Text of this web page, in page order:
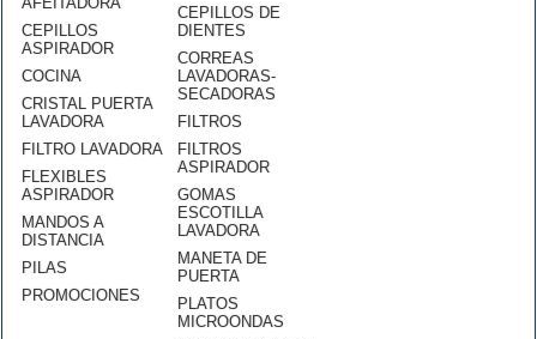
CEPILLOS
ASPIRADOR
COCINA
CRISTAL PUERTA
LAVADORA
FILTRO LAVADORA
FLEXIBLES
ASPIRADOR
MANDOS A
DISTANCIA
PILAS
PROMOCIONES
CEPILLOS DE
DIENTES
CORREAS
LAVADORAS-
SECADORAS
FILTROS
FILTROS
ASPIRADOR
GOMAS
ESCOTILLA
LAVADORA
MANETA DE
PUERTA
PLATOS
MICROONDAS